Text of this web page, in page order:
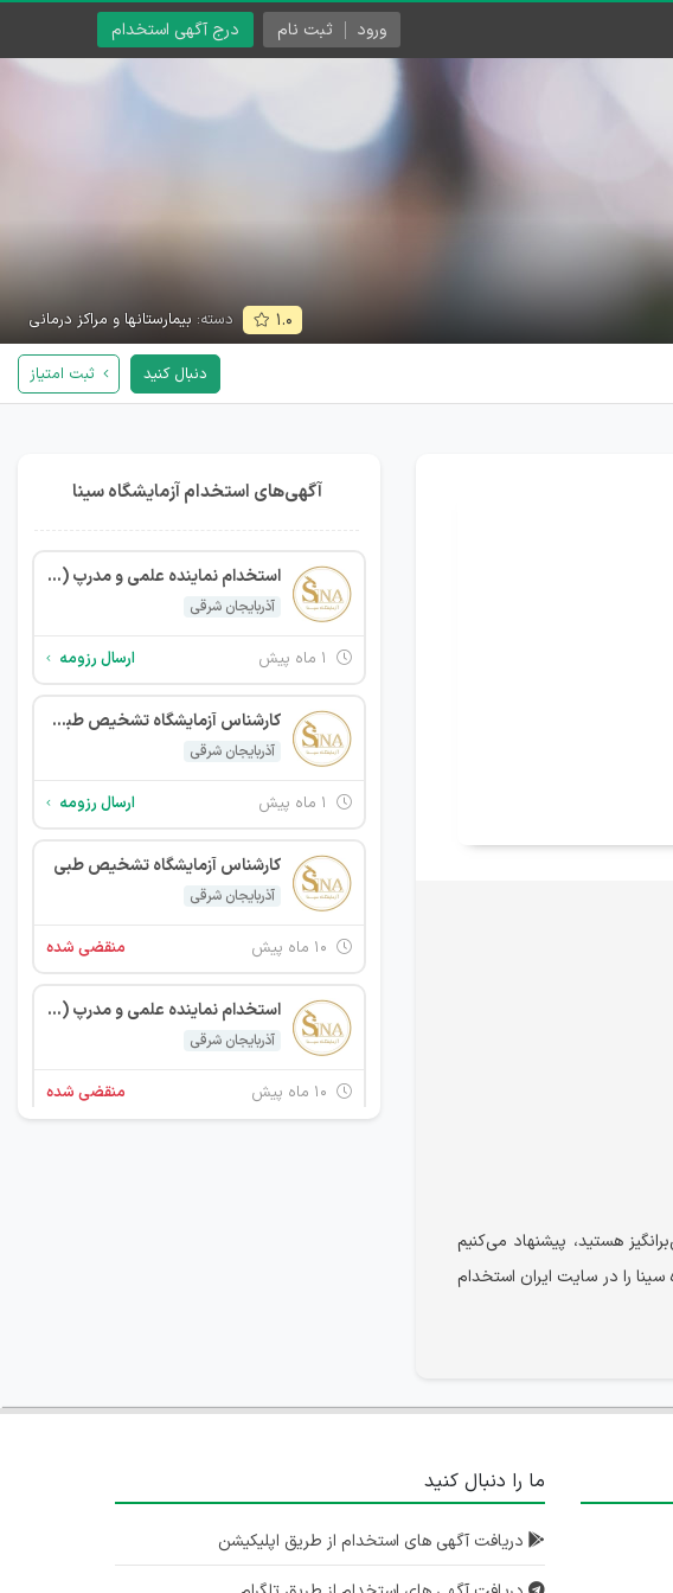
درج آگهی استخدام ورود ثبت نام
۱.۰ دسته: بیمارستانها و مراکز درمانی
دنبال کنید ثبت امتیاز
هستید، پیشنهاد می‌کنیم
را در سایت ایران استخدام
آگهی‌های استخدام آزمایشگاه سینا
استخدام نماینده علمی و مدرپ (Med Rep)
آذربایجان شرقی
ارسال رزومه
کارشناس آزمایشگاه تشخیص طبی (بخش پذیرش)
آذربایجان شرقی
ارسال رزومه
کارشناس آزمایشگاه تشخیص طبی
آذربایجان شرقی
منقضی شده
استخدام نماینده علمی و مدرپ (Med Rep)
آذربایجان شرقی
منقضی شده
ما را دنبال کنید
دریافت آگهی های استخدام از طریق اپلیکیشن